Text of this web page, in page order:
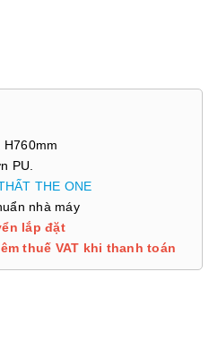
H760mm
PU.
THE ONE
nhà máy
lắp đặt
thuế VAT khi thanh toán